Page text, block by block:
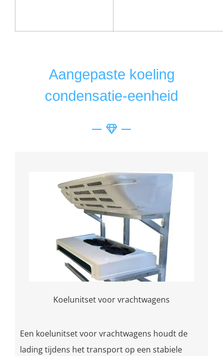
Aangepaste koeling
condensatie-eenheid
Koelunitset voor vrachtwagens
Een koelunitset voor vrachtwagens houdt de
lading tijdens het transport op een stabiele